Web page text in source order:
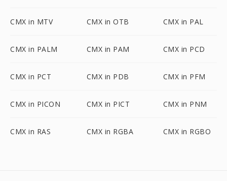
CMX in MTV CMX in OTB CMX in PAL
CMX in PALM CMX in PAM CMX in PCD
CMX in PCT CMX in PDB CMX in PFM
CMX in PICON CMX in PICT CMX in PNM
CMX in RAS CMX in RGBA CMX in RGBO